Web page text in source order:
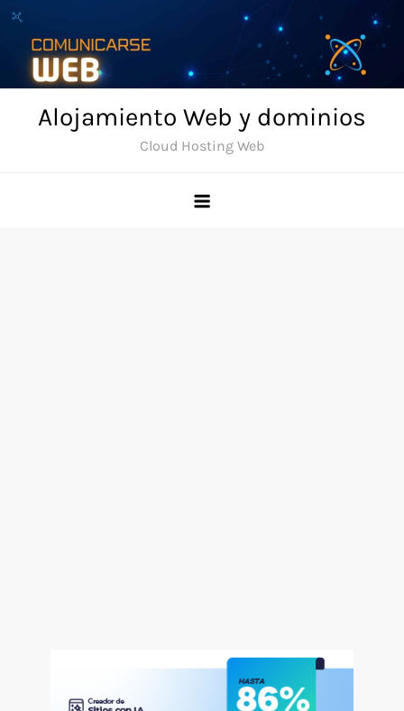
Skip
content
Alojamiento Web y dominios
Cloud Hosting Web